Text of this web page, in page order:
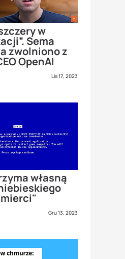
w
Sema
zwolniono z
OpenAI
Lis 17, 2023
własną
Gru 13, 2023